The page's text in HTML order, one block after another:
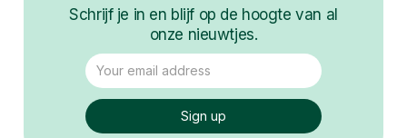
Schrijf je in en blijf op de hoogte van al
onze nieuwtjes.